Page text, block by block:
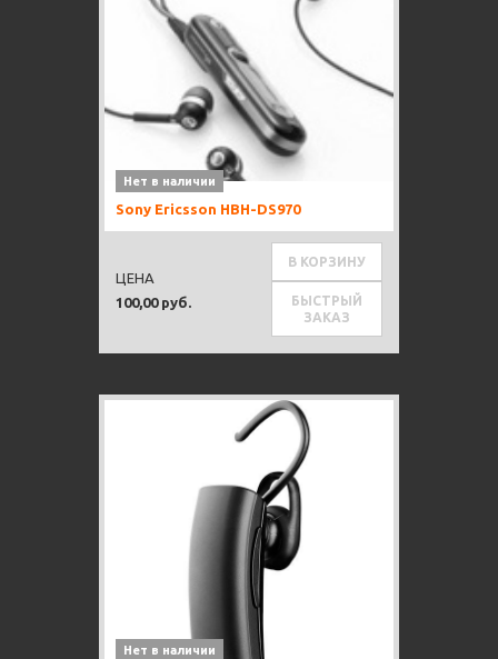
Нет в наличии
Sony Ericsson HBH-DS970
100,00 руб.
ЦЕНА
В КОРЗИНУ
БЫСТРЫЙ
ЗАКАЗ
Нет в наличии